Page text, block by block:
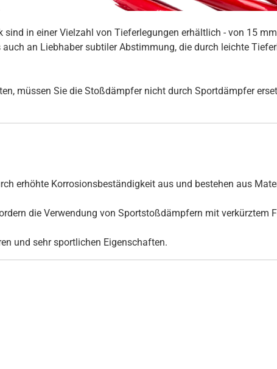
sind in einer Vielzahl von Tieferlegungen erhältlich - von 15
an Liebhaber subtiler Abstimmung, die durch leichte
müssen Sie die Stoßdämpfer nicht durch Sportdämpfer
erhöhte Korrosionsbeständigkeit aus und bestehen aus
die Verwendung von Sportstoßdämpfern mit verkürztem
und sehr sportlichen Eigenschaften.